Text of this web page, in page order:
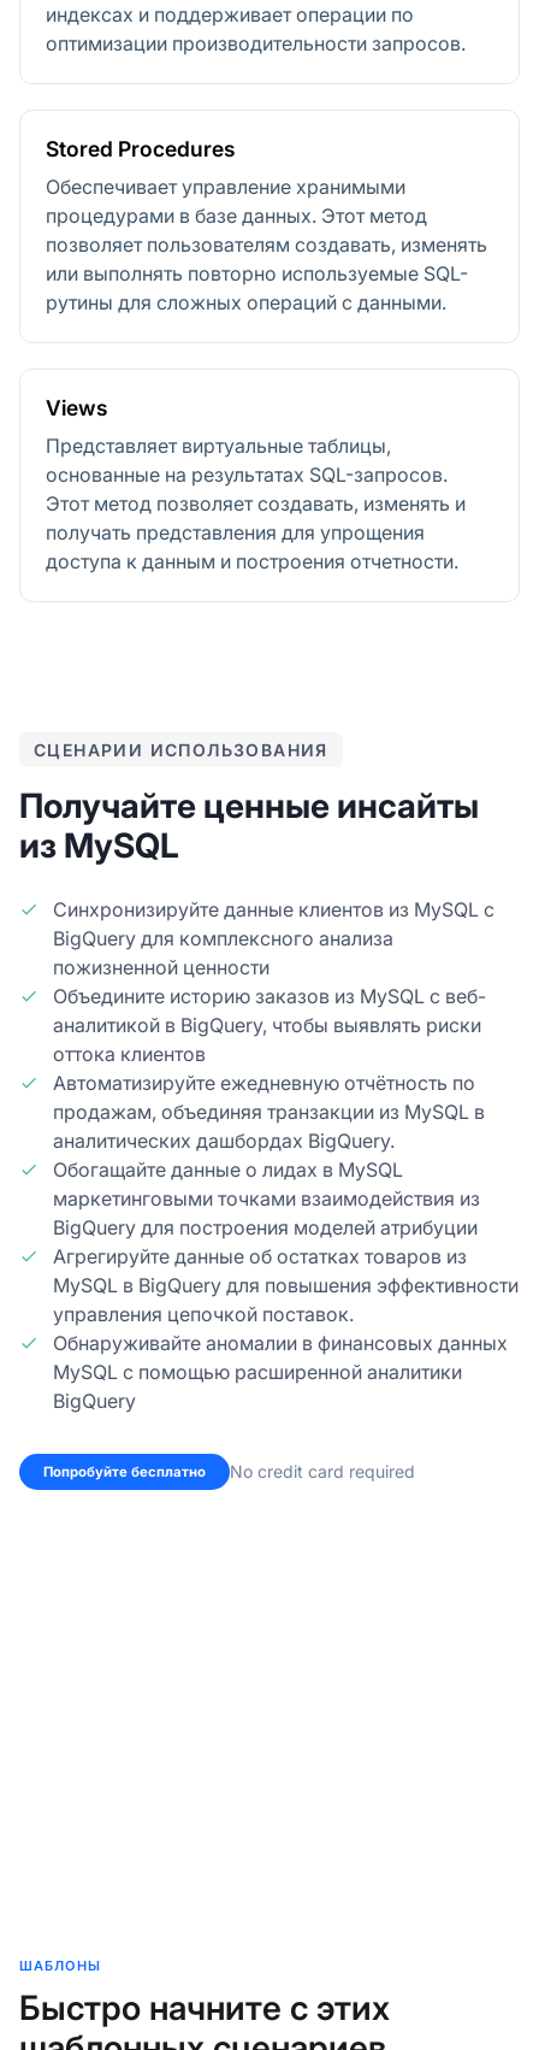
индексах и поддерживает операции по
оптимизации производительности запросов.
Stored Procedures
Обеспечивает управление хранимыми
процедурами в базе данных. Этот метод
позволяет пользователям создавать, изменять
или выполнять повторно используемые SQL-
рутины для сложных операций с данными.
Views
Представляет виртуальные таблицы,
основанные на результатах SQL-запросов.
Этот метод позволяет создавать, изменять и
получать представления для упрощения
доступа к данным и построения отчетности.
СЦЕНАРИИ ИСПОЛЬЗОВАНИЯ
Получайте ценные инсайты
из MySQL
Синхронизируйте данные клиентов из MySQL с
BigQuery для комплексного анализа
пожизненной ценности
Объедините историю заказов из MySQL с веб-
аналитикой в BigQuery, чтобы выявлять риски
оттока клиентов
Автоматизируйте ежедневную отчётность по
продажам, объединяя транзакции из MySQL в
аналитических дашбордах BigQuery.
Обогащайте данные о лидах в MySQL
маркетинговыми точками взаимодействия из
BigQuery для построения моделей атрибуции
Агрегируйте данные об остатках товаров из
MySQL в BigQuery для повышения эффективности
управления цепочкой поставок.
Обнаруживайте аномалии в финансовых данных
MySQL с помощью расширенной аналитики
BigQuery
Попробуйте бесплатно No credit card required
ШАБЛОНЫ
Быстро начните с этих